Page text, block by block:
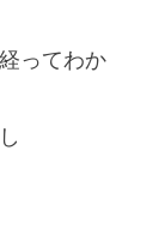
ってわか